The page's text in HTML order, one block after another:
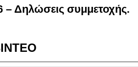
Δηλώσεις συμμετοχής.